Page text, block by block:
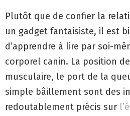
Plutôt que de confier la
un gadget fantaisiste, il est
d’apprendre à lire par soi-
corporel canin. La position
musculaire, le port de la
simple bâillement sont des
redoutablement précis sur